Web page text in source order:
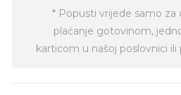
* Popusti vrijede samo za
plaćanje gotovinom,
karticom u našoj poslovnici